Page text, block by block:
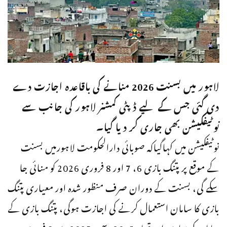
لاہور میں بسنت 2026 منانے کی باقاعدہ اجازت دے
دی گئی جس کے لیے ڈپٹی کمشنر لاہور کی جانب سے
نوٹیفکیشن بھی جاری کر دیا گیا۔
نوٹیفکیشن میں کہاگیاکہ صوبائی دارالحکومت لاہورمیں بسنت
کے موقع پر پتنگ بازی 6، 7 اور 8 فروری 2026 کو منائی جا
سکے گی، بسنت کے دوران صرف منظور شدہ اور معیاری پتنگ
بازی کا سامان استعمال کرنے کی اجازت ہوگی، پتنگ بازی کے